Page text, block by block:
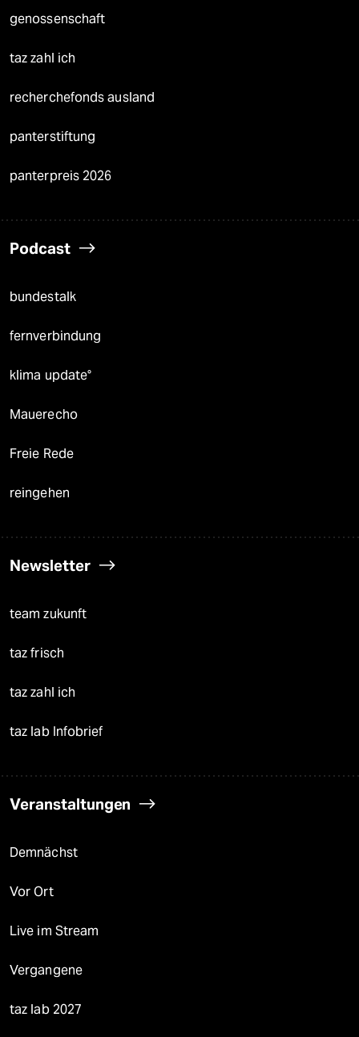
genossenschaft
taz zahl ich
recherchefonds ausland
panterstiftung
panterpreis 2026
Podcast
bundestalk
fernverbindung
klima update°
Mauerecho
Freie Rede
reingehen
Newsletter
team zukunft
taz frisch
taz zahl ich
taz lab Infobrief
Veranstaltungen
Demnächst
Vor Ort
Live im Stream
Vergangene
taz lab 2027